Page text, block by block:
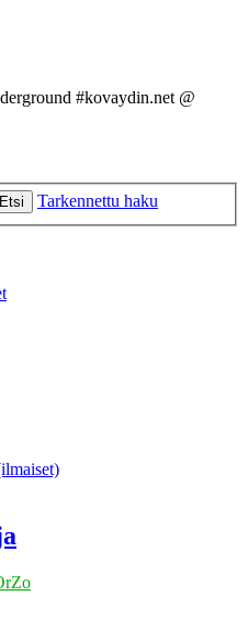
#kovaydin.net @
Etsi Tarkennettu haku